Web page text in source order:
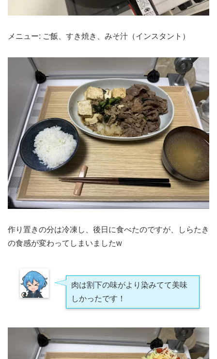
メニュー: ご飯、すき焼き、みそ汁（インスタント）
作り置きの分は冷凍し、後日に食べたのですが、しらたき
の食感が変わってしまいましたw
肉は割下の味がより染みてて美味
しかったです！